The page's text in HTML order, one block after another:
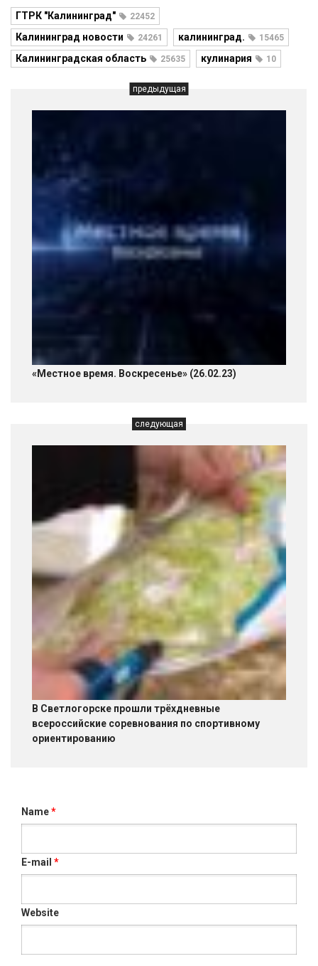
ГТРК "Калининград" 22452
Калининград новости 24261 калининград. 15465
Калининградская область 25635 кулинария 10
предыдущая
«Местное время. Воскресенье» (26.02.23)
следующая
В Светлогорске прошли трёхдневные
всероссийские соревнования по спортивному
ориентированию
Name*
E-mail *
Website